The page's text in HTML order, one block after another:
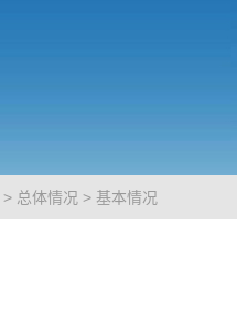
> 总体情况 > 基本情况